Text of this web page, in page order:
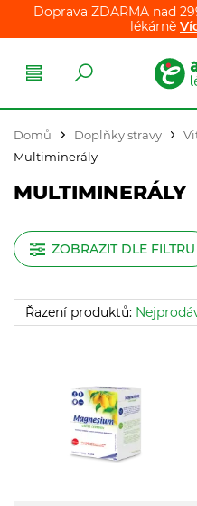
Doprava ZDARMA nad
lékárně
Domů Doplňky stravy
Multiminerály
MULTIMINERÁLY
ZOBRAZIT DLE FILTRU
Řazení produktů: